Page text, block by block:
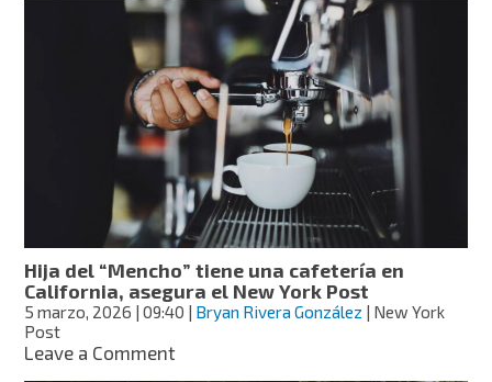
no
dudaron
a
operativo
contra
el
“Mencho”:
Banamex
Hija del “Mencho” tiene una cafetería en
California, asegura el New York Post
5 marzo, 2026 | 09:40 | Bryan Rivera González | New York
Post
Leave a Commenton